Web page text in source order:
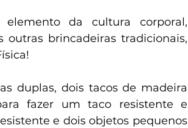
da cultura corporal,
brincadeiras tradicionais,
duplas, dois tacos de madeira
fazer um taco resistente e
e dois objetos pequenos